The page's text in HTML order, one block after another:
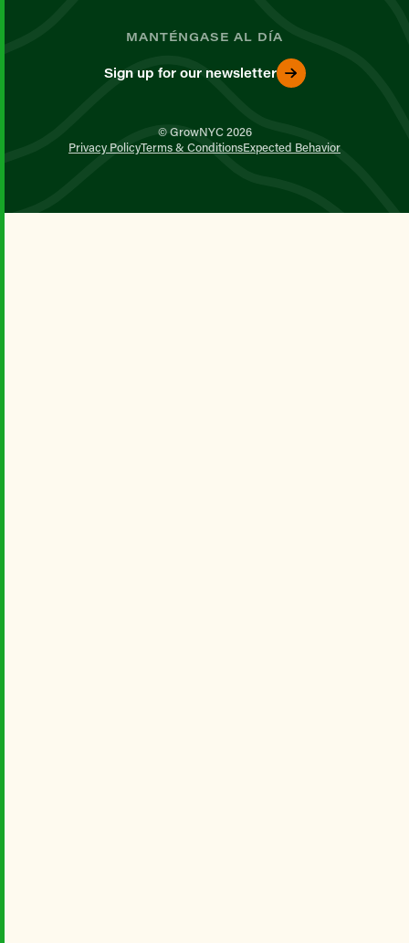
MANTÉNGASE AL DÍA
Sign up for our newsletter
© GrowNYC 2026
Privacy PolicyTerms & ConditionsExpected Behavior